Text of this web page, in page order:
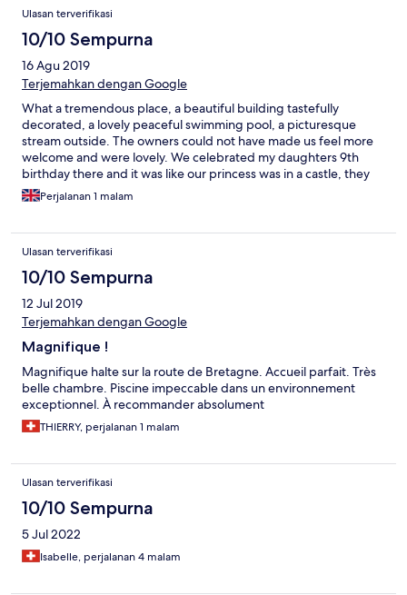
Ulasan terverifikasi
10/10 Sempurna
16 Agu 2019
Terjemahkan dengan Google
What a tremendous place, a beautiful building tastefully
decorated, a lovely peaceful swimming pool, a picturesque
stream outside. The owners could not have made us feel more
welcome and were lovely. We celebrated my daughters 9th
birthday there and it was like our princess was in a castle, they
even gave her a card. Very special.
Perjalanan 1 malam
Ulasan terverifikasi
10/10 Sempurna
12 Jul 2019
Terjemahkan dengan Google
Magnifique !
Magnifique halte sur la route de Bretagne. Accueil parfait. Très
belle chambre. Piscine impeccable dans un environnement
exceptionnel. À recommander absolument
THIERRY, perjalanan 1 malam
Ulasan terverifikasi
10/10 Sempurna
5 Jul 2022
Isabelle, perjalanan 4 malam